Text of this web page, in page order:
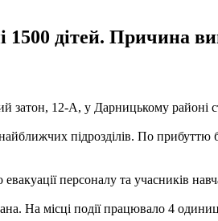
1500 дітей. Причина
затон, 12-А, у Дарницькому районі
підрозділів. По
персоналу та учасників
На місці події працювало 4